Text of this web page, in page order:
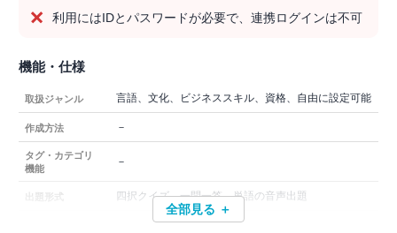
利用にはIDとパスワードが必要で、連携ログインは不可
機能・仕様
取扱ジャンル 言語、文化、ビジネススキル、資格、自由に設定可能
作成方法 －
タグ・カテゴリ
機能
－
出題形式 四択クイズ、一問一答、単語の音声出題
全部見る ＋